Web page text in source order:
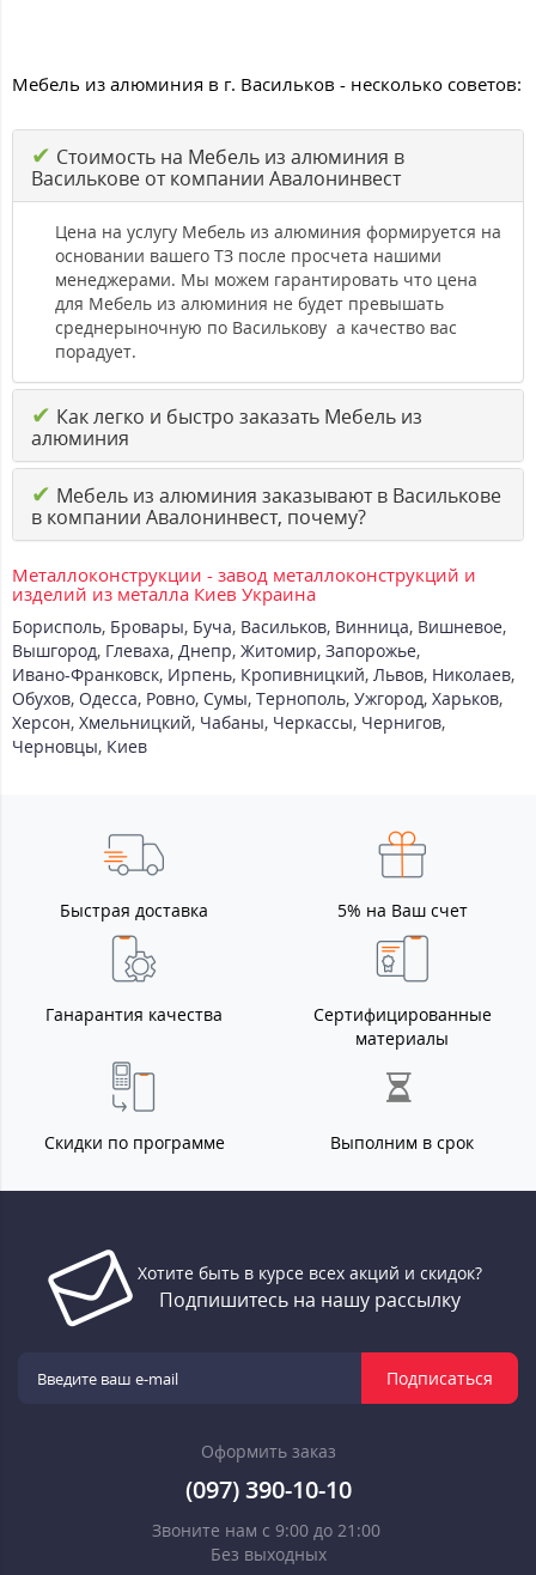
Мебель из алюминия в г. Васильков - несколько советов:
✔ Стоимость на Мебель из алюминия в
Василькове от компании Авалонинвест
Цена на услугу Мебель из алюминия формируется на
основании вашего ТЗ после просчета нашими
менеджерами. Мы можем гарантировать что цена
для Мебель из алюминия не будет превышать
среднерыночную по Василькову а качество вас
порадует.
✔ Как легко и быстро заказать Мебель из
алюминия
✔ Мебель из алюминия заказывают в Василькове
в компании Авалонинвест, почему?
Металлоконструкции - завод металлоконструкций и
изделий из металла Киев Украина
Борисполь, Бровары, Буча, Васильков, Винница, Вишневое,
Вышгород, Глеваха, Днепр, Житомир, Запорожье,
Ивано-Франковск, Ирпень, Кропивницкий, Львов, Николаев,
Обухов, Одесса, Ровно, Сумы, Тернополь, Ужгород, Харьков,
Херсон, Хмельницкий, Чабаны, Черкассы, Чернигов,
Черновцы, Киев
Быстрая доставка 5% на Ваш счет
Ганарантия качества
Сертифицированные
материалы
Скидки по программе Выполним в срок
Хотите быть в курсе всех акций и скидок?
Подпишитесь на нашу рассылку
Подписаться
Оформить заказ
(097) 390-10-10
Звоните нам с 9:00 до 21:00
Без выходных